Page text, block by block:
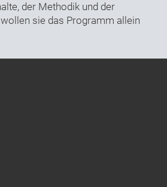
der Methodik und der
sie das Programm allein